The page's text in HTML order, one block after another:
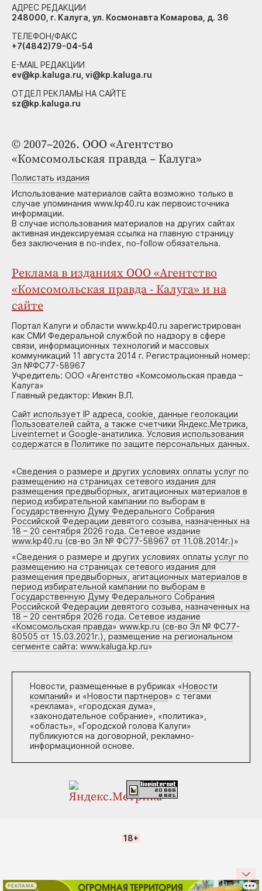
© 2007–2026. ООО «Агентство
«Комсомольская правда – Калуга»
Полистать издания
Использование материалов сайта возможно только в
случае упоминания www.kp40.ru как первоисточника
информации.
В случае использования материалов на других сайтах
активная индексируемая ссылка на главную страницу
без заключения в no-index, no-follow обязательна.
Реклама в изданиях ООО «Агентство
«Комсомольская правда - Калуга» и на
сайте
Портал Калуги и области www.kp40.ru зарегистрирован
как СМИ Федеральной службой по надзору в сфере
связи, информационных технологий и массовых
коммуникаций 11 августа 2014 г. Регистрационный номер:
Эл №ФС77-58967
Учредитель: ООО «Агентство «Комсомольская правда –
Калуга»
Главный редактор: Ивкин В.П.
Сайт использует IP адреса, cookie, данные геолокации
Пользователей сайта, а также счетчики Яндекс.Метрика,
Liveinternet и Google-анатилика. Условия использования
содержатся в Политике по защите персональных данных.
«Сведения о размере и других условиях оплаты услуг по
размещению на страницах сетевого издания для
размещения предвыборных, агитационных материалов в
период избирательной кампании по выборам в
Государственную Думу Федерального Собрания
Российской Федерации девятого созыва, назначенных на
18 – 20 сентября 2026 года. Сетевое издание
www.kp40.ru (св-во Эл № ФС77-58967 от 11.08.2014г.)»
«Сведения о размере и других условиях оплаты услуг по
размещению на страницах сетевого издания для
размещения предвыборных, агитационных материалов в
период избирательной кампании по выборам в
Государственную Думу Федерального Собрания
Российской Федерации девятого созыва, назначенных на
18 – 20 сентября 2026 года. Сетевое издание
«Комсомольская правда» www.kp.ru (св-во Эл № ФС77-
80505 от 15.03.2021г.), размещение на региональном
сегменте сайта: www.kaluga.kp.ru»
Новости, размещенные в рубриках «Новости
компаний» и «Новости партнеров» с тегами
«реклама», «городская дума»,
«законодательное собрание», «политика»,
«область», «Городской голова Калуги»
публикуются на договорной, рекламно-
информационной основе.
АДРЕС РЕДАКЦИИ
248000, г. Калуга, ул. Космонавта Комарова, д. 36
ТЕЛЕФОН/ФАКС
+7(4842)79-04-54
E-MAIL РЕДАКЦИИ
ev@kp.kaluga.ru, vi@kp.kaluga.ru
ОТДЕЛ РЕКЛАМЫ НА САЙТЕ
sz@kp.kaluga.ru
18+
РЕКЛАМА